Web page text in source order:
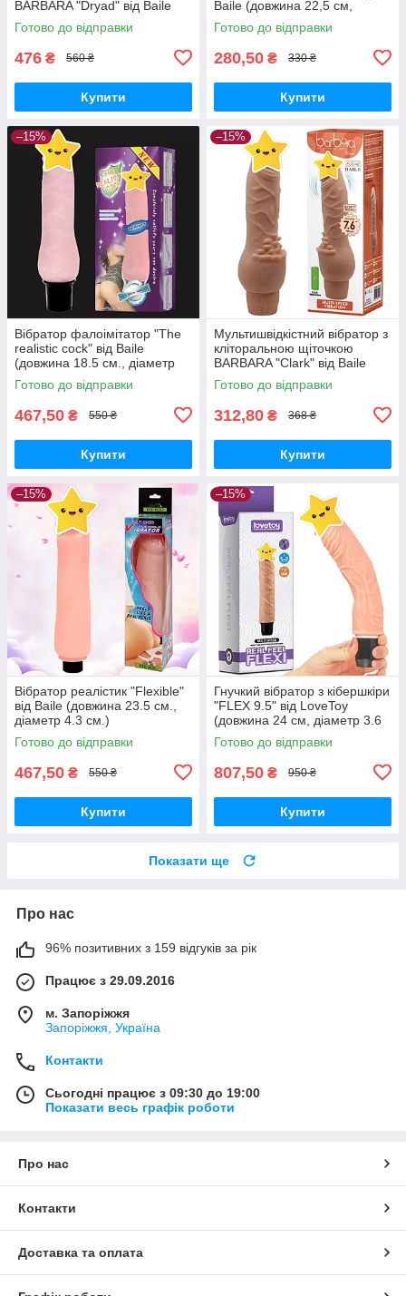
BARBARA "Dryad" від Baile
(довжина 25 см, діаметр 4
см.)
Готово до відправки
476 ₴ 560 ₴
Купити
Baile (довжина 22,5 см,
діаметр 4.5 см.)
Готово до відправки
280,50 ₴ 330 ₴
Купити
–15%
Вібратор фалоімітатор "The
realistic cock" від Baile
(довжина 18.5 см., діаметр
3.6 см.)
Готово до відправки
467,50 ₴ 550 ₴
Купити
–15%
Мультишвідкістний вібратор з
кліторальною щіточкою
BARBARA "Clark" від Baile
(довжина 19.5 см.)
Готово до відправки
312,80 ₴ 368 ₴
Купити
–15%
Вібратор реалістик "Flexible"
від Baile (довжина 23.5 см.,
діаметр 4.3 см.)
Готово до відправки
467,50 ₴ 550 ₴
Купити
–15%
Гнучкий вібратор з кібершкіри
"FLEX 9.5" від LoveToy
(довжина 24 см, діаметр 3.6
см.)
Готово до відправки
807,50 ₴ 950 ₴
Купити
Показати ще
Про нас
96% позитивних з 159 відгуків за рік
Працює з 29.09.2016
м. Запоріжжя
Запоріжжя, Україна
Контакти
Сьогодні працює з 09:30 до 19:00
Показати весь графік роботи
Про нас
Контакти
Доставка та оплата